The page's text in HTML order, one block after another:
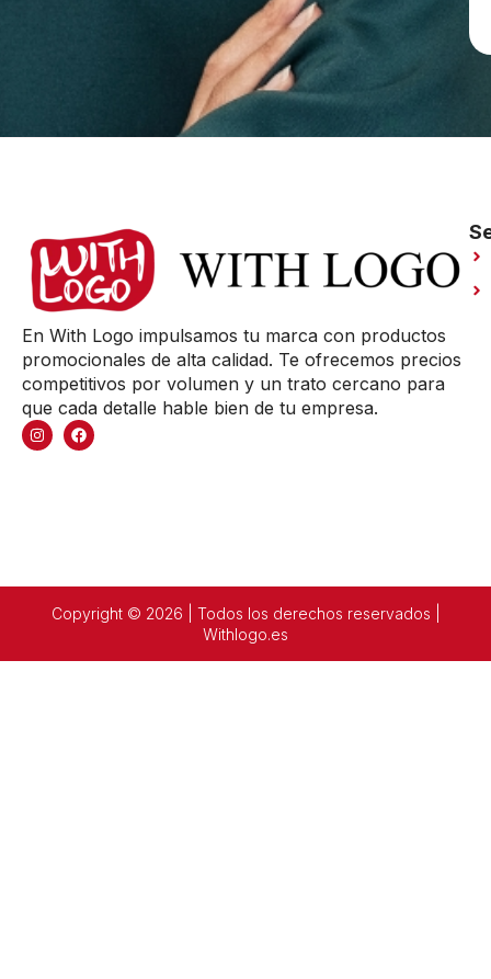
En With Logo impulsamos tu marca con productos
promocionales de alta calidad. Te ofrecemos precios
competitivos por volumen y un trato cercano para
que cada detalle hable bien de tu empresa.
Copyright © 2026 | Todos los derechos reservados |
Withlogo.es